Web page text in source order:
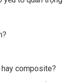
composite?